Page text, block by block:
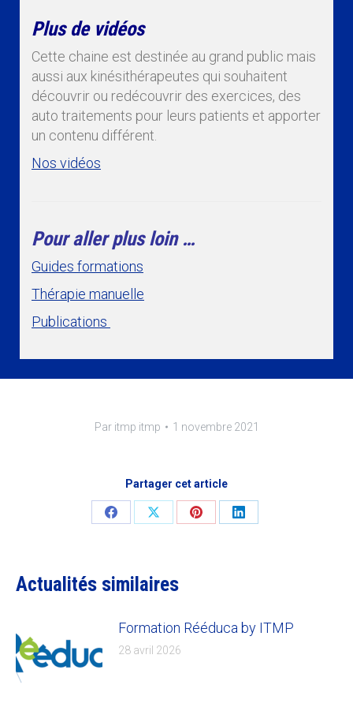
Plus de vidéos
Cette chaine est destinée au grand public mais
aussi aux kinésithérapeutes qui souhaitent
découvrir ou redécouvrir des exercices, des
auto traitements pour leurs patients et apporter
un contenu différent.
Nos vidéos
Pour aller plus loin …
Guides formations
Thérapie manuelle
Publications
Par itmp itmp 1 novembre 2021
Partager cet article
Share
Share
Share
Share
Actualités similaires
Formation Rééduca by ITMP
28 avril 2026